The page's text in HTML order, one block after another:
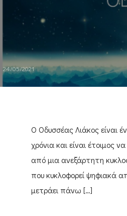
24/05/2021
O Oδυσσέας Λιάκος είναι
χρόνια και είναι έτοιμος
από μια ανεξάρτητη
που κυκλοφορεί ψηφιακά
μετράει πάνω […]